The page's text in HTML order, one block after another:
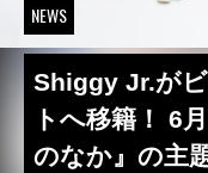
NEWS
Shiggy Jr.が
トへ移籍！ 6
のなか』の主